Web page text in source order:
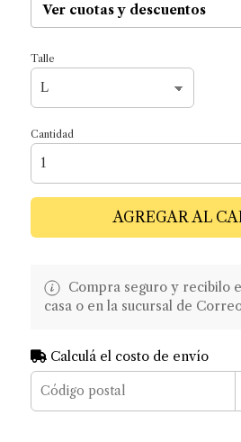
Ver cuotas y descuentos
Talle
Cantidad
AGREGAR AL
Compra seguro y recibilo
casa o en la sucursal de
Calculá el costo de envío